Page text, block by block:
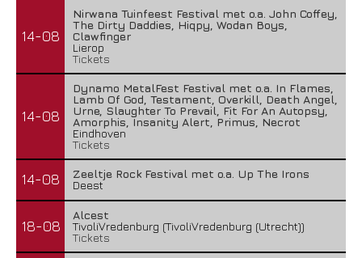
14-08
Nirwana Tuinfeest Festival met o.a. John Coffey,
The Dirty Daddies, Hiqpy, Wodan Boys,
Clawfinger
Lierop
Tickets
14-08
Dynamo MetalFest Festival met o.a. In Flames,
Lamb Of God, Testament, Overkill, Death Angel,
Urne, Slaughter To Prevail, Fit For An Autopsy,
Amorphis, Insanity Alert, Primus, Necrot
Eindhoven
Tickets
14-08
Zeeltje Rock Festival met o.a. Up The Irons
Deest
18-08
Alcest
TivoliVredenburg (TivoliVredenburg (Utrecht))
Tickets